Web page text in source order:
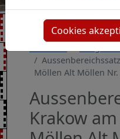
Möllen Alt Möllen Nr.
Krakow
Cookies